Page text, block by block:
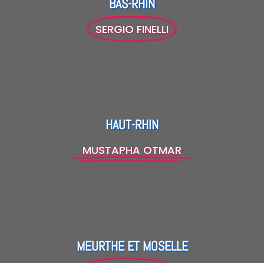
BAS-RHIN
SERGIO FINELLI
HAUT-RHIN
MUSTAPHA OTMAR
MEURTHE ET MOSELLE